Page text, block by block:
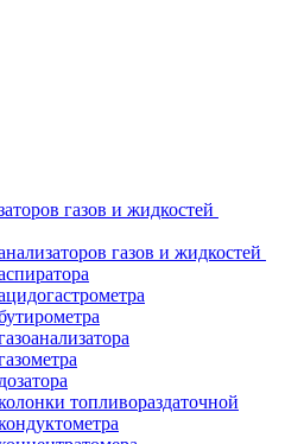
газов и жидкостей
газов и жидкостей
топливораздаточной